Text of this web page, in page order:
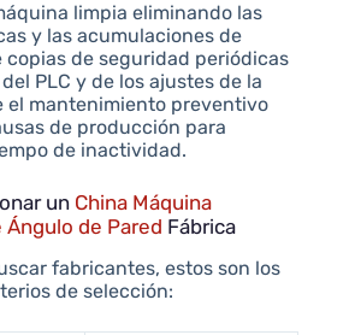
limpia eliminando las
y las acumulaciones de
copias de seguridad periódicas
PLC y de los ajustes de la
el mantenimiento preventivo
de producción para
de inactividad.
un China Máquina
Ángulo de Pared Fábrica
fabricantes, estos son los
de selección: